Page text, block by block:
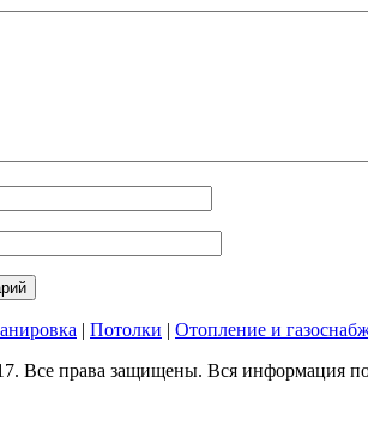
| Потолки | Отопление и
Все права защищены. Вся информация